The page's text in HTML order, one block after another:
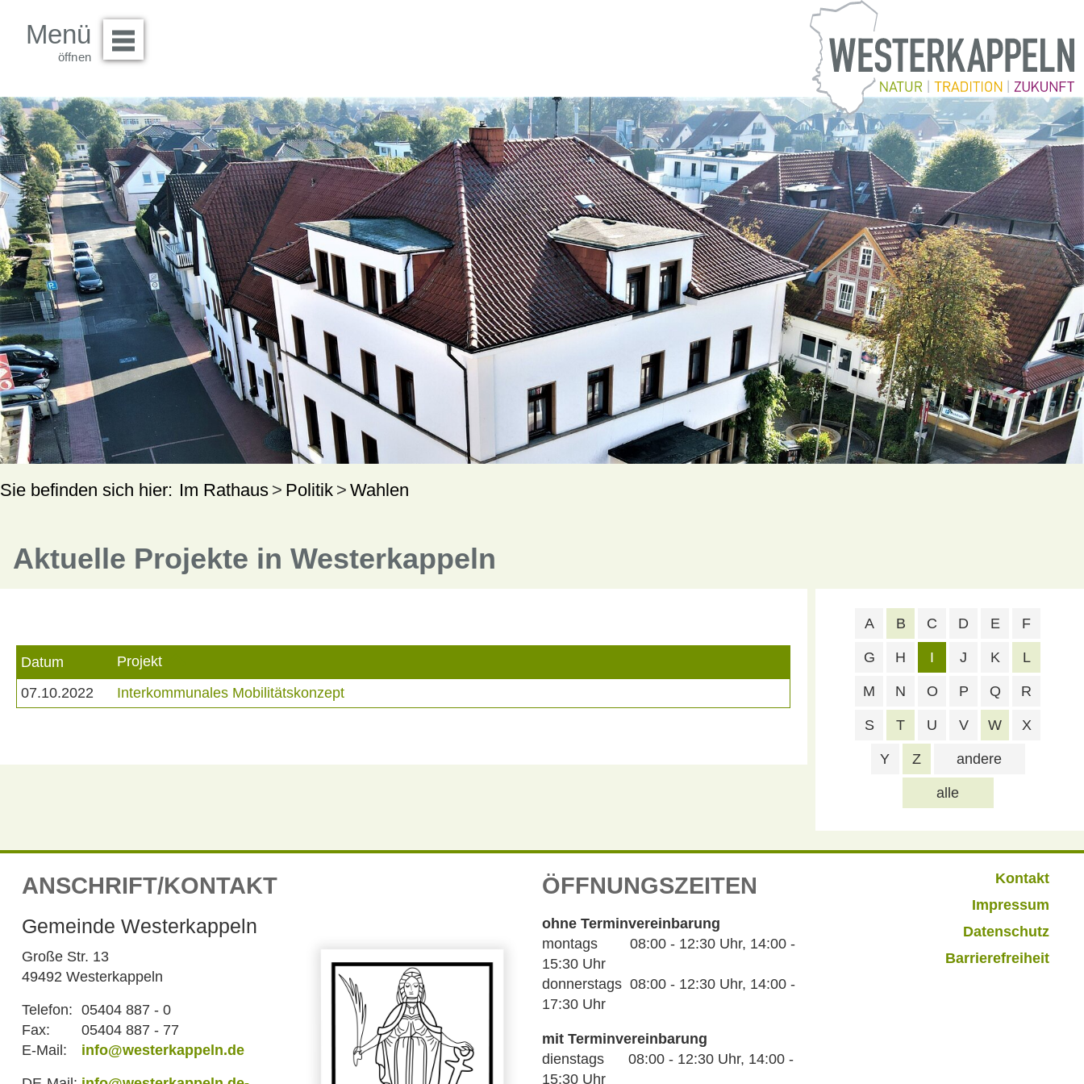
Menü
Im Rathaus Politik Wahlen
Aktuelle Projekte in Westerkappeln
Datum
Projekt
07.10.2022
Interkommunales Mobilitätskonzept
alle
A B C D E F
G H I J K L
M N O P Q R
S T U V W X
Y Z andere
ANSCHRIFT/KONTAKT
Gemeinde Westerkappeln
Große Str. 13
49492 Westerkappeln
Telefon: 05404 887 - 0
Fax:
05404 887 - 77
E-Mail:
info@westerkappeln.de
ÖFFNUNGSZEITEN
ohne Terminvereinbarung
montags 08:00 - 12:30 Uhr, 14:00 -
15:30 Uhr
donnerstags 08:00 - 12:30 Uhr, 14:00 -
17:30 Uhr
mit Terminvereinbarung
dienstags 08:00 - 12:30 Uhr, 14:00 -
15:30 Uhr
Kontakt
Impressum
Datenschutz
Barrierefreiheit